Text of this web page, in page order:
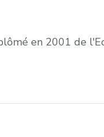
en 2001 de